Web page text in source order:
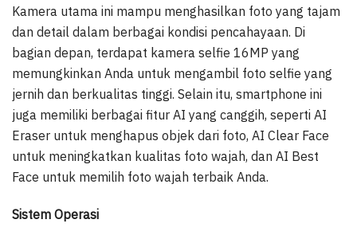
Kamera utama ini mampu menghasilkan foto yang tajam
dan detail dalam berbagai kondisi pencahayaan. Di
bagian depan, terdapat kamera selfie 16MP yang
memungkinkan Anda untuk mengambil foto selfie yang
jernih dan berkualitas tinggi. Selain itu, smartphone ini
juga memiliki berbagai fitur AI yang canggih, seperti AI
Eraser untuk menghapus objek dari foto, AI Clear Face
untuk meningkatkan kualitas foto wajah, dan AI Best
Face untuk memilih foto wajah terbaik Anda.
Sistem Operasi